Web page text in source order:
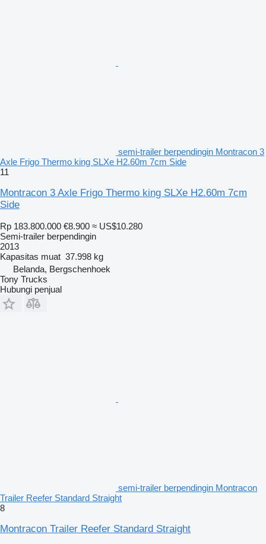
semi-trailer berpendingin Montracon 3
Axle Frigo Thermo king SLXe H2.60m 7cm Side
11
Montracon 3 Axle Frigo Thermo king SLXe H2.60m 7cm
Side
Rp 183.800.000 €8.900 ≈ US$10.280
Semi-trailer berpendingin
2013
Kapasitas muat 37.998 kg
Belanda, Bergschenhoek
Tony Trucks
Hubungi penjual
semi-trailer berpendingin Montracon
Trailer Reefer Standard Straight
8
Montracon Trailer Reefer Standard Straight